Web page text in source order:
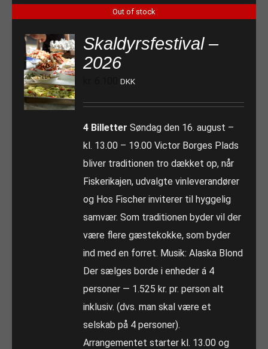
Out of stock
Skaldyrsfestival –
2026
DKK
4 Billetter Søndag den 16. august –
kl. 13.00 – 19.00 Victor Borges Plads
bliver traditionen tro dækket op, når
Fiskerikajen, udvalgte vinleverandører
og Hos Fischer inviterer til hyggelig
samvær. Som traditionen byder vil der
være flere gæstekokke, som byder
ind med en forret. Musik: Alaska Blond
Der sælges borde i enheder á 4
personer — 1.525 kr. pr. person alt
inklusiv. (dvs. man skal være et
selskab på 4 personer).
Arrangementet starter kl. 13.00 og